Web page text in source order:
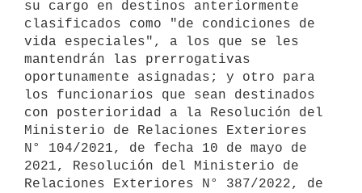
su cargo en destinos anteriormente
clasificados como "de condiciones de
vida especiales", a los que se les
mantendrán las prerrogativas
oportunamente asignadas; y otro para
los funcionarios que sean destinados
con posterioridad a la Resolución del
Ministerio de Relaciones Exteriores
N° 104/2021, de fecha 10 de mayo de
2021, Resolución del Ministerio de
Relaciones Exteriores N° 387/2022, de